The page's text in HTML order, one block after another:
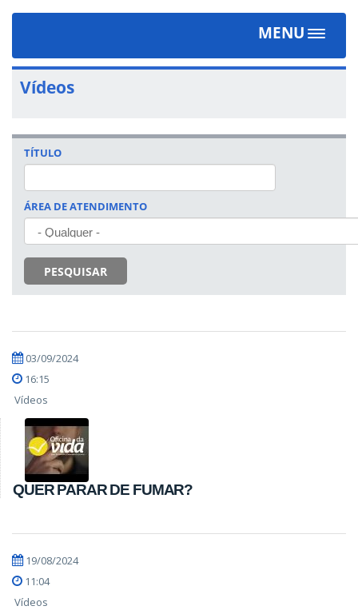
MENU
Toggle
Vídeos
TÍTULO
ÁREA DE ATENDIMENTO
PESQUISAR
03/09/2024
16:15
Vídeos
QUER PARAR DE FUMAR?
19/08/2024
11:04
Vídeos